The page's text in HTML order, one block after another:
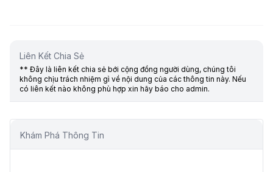
Liên Kết Chia Sẻ
** Đây là liên kết chia sẻ bới cộng đồng người dùng, chúng tôi
không chịu trách nhiệm gì về nội dung của các thông tin này. Nếu
có liên kết nào không phù hợp xin hãy báo cho admin.
Khám Phá Thông Tin